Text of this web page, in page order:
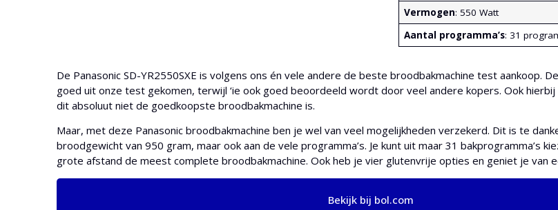
Vermogen: 550 Watt
Aantal programma’s: 31
De Panasonic SD-YR2550SXE is volgens ons én vele andere de beste broodbakmachine test aankoop.
goed uit onze test gekomen, terwijl ‘ie ook goed beoordeeld wordt door veel andere kopers. Ook
dit absoluut niet de goedkoopste broodbakmachine is.
Maar, met deze Panasonic broodbakmachine ben je wel van veel mogelijkheden verzekerd. Dit is te
broodgewicht van 950 gram, maar ook aan de vele programma’s. Je kunt uit maar 31 bakprogramma’s
grote afstand de meest complete broodbakmachine. Ook heb je vier glutenvrije opties en geniet je van
Bekijk bij bol.com